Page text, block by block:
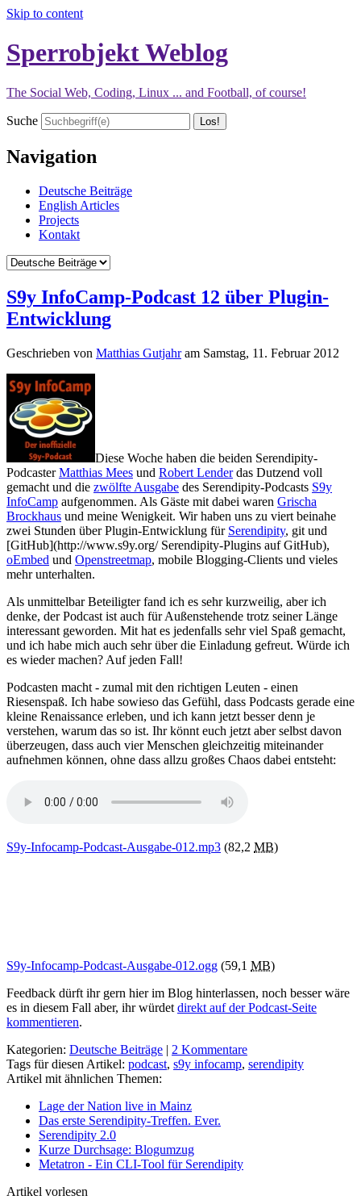
Skip to content
Sperrobjekt Weblog
The Social Web, Coding, Linux ... and Football, of course!
Suche
Navigation
Deutsche Beiträge
English Articles
Projects
Kontakt
S9y InfoCamp-Podcast 12 über Plugin-
Entwicklung
Geschrieben von Matthias Gutjahram Samstag, 11. Februar 2012
Diese Woche haben die beiden Serendipity-
PodcasterMatthias Mees und Robert Lenderdas Dutzend voll
gemacht und die zwölfte Ausgabe des Serendipity-Podcasts S9y
InfoCamp aufgenommen. Als Gäste mit dabei waren Grischa
Brockhaus und meine Wenigkeit. Wir haben uns zu viert beinahe
zwei Stunden über Plugin-Entwicklung für Serendipity, git und
[GitHub](http://www.s9y.org/ Serendipity-Plugins auf GitHub),
oEmbed und Openstreetmap, mobile Blogging-Clients und vieles
mehr unterhalten.
Als unmittelbar Beteiligter fand ich es sehr kurzweilig, aber ich
denke, der Podcast ist auch für Außenstehende trotz seiner Länge
interessant geworden. Mit hat es jedenfalls sehr viel Spaß gemacht,
und ich habe mich auch sehr über die Einladung gefreut. Würde ich
es wieder machen? Auf jeden Fall!
Podcasten macht - zumal mit den richtigen Leuten - einen
Riesenspaß. Ich habe sowieso das Gefühl, dass Podcasts gerade eine
kleine Renaissance erleben, und ich kann jetzt besser denn je
verstehen, warum das so ist. Ihr könnt euch jetzt aber selbst davon
überzeugen, dass auch vier Menschen gleichzeitig miteinander
aufnehmen können, ohne dass allzu großes Chaos dabei entsteht:
S9y-Infocamp-Podcast-Ausgabe-012.mp3 (82,2 MB)
S9y-Infocamp-Podcast-Ausgabe-012.ogg (59,1 MB)
Feedback dürft ihr gern hier im Blog hinterlassen, noch besser wäre
es in diesem Fall aber, ihr würdet direkt auf der Podcast-Seite
kommentieren.
Kategorien: Deutsche Beiträge | 2 Kommentare
Tags für diesen Artikel: podcast, s9y infocamp, serendipity
Artikel mit ähnlichen Themen:
Lage der Nation live in Mainz
Das erste Serendipity-Treffen. Ever.
Serendipity 2.0
Kurze Durchsage: Blogumzug
Metatron - Ein CLI-Tool für Serendipity
Artikel vorlesen